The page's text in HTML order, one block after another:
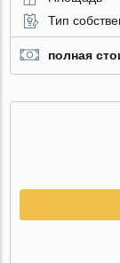
Тип
полная